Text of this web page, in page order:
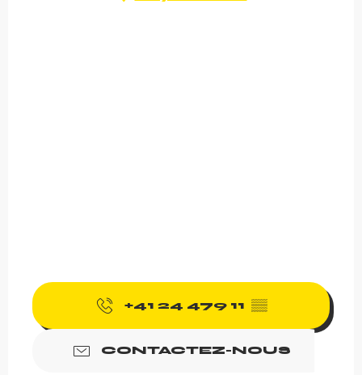
+41 24 479 11 ▒▒
CONTACTEZ-NOUS